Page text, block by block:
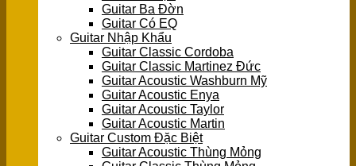
Guitar Ba Đờn
Guitar Có EQ
Guitar Nhập Khẩu
Guitar Classic Cordoba
Guitar Classic Martinez Đức
Guitar Acoustic Washburn Mỹ
Guitar Acoustic Enya
Guitar Acoustic Taylor
Guitar Acoustic Martin
Guitar Custom Đặc Biệt
Guitar Acoustic Thùng Mỏng